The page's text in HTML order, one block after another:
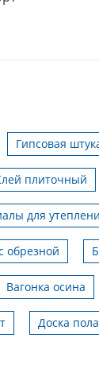
Гипсовая
плиточный
для
обрезной
Вагонка осина
Доска